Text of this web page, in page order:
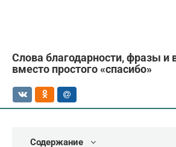
Слова благодарности, фразы
вместо простого «спасибо»
Содержание